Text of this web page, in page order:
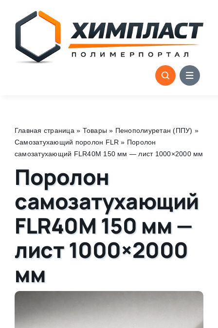
content
Главная страница » Товары » Пенополиуретан (ППУ) »
Самозатухающий поролон FLR » Поролон
самозатухающий FLR40M 150 мм — лист 1000×2000 мм
Поролон
самозатухающий
FLR40M 150 мм —
лист 1000×2000
мм